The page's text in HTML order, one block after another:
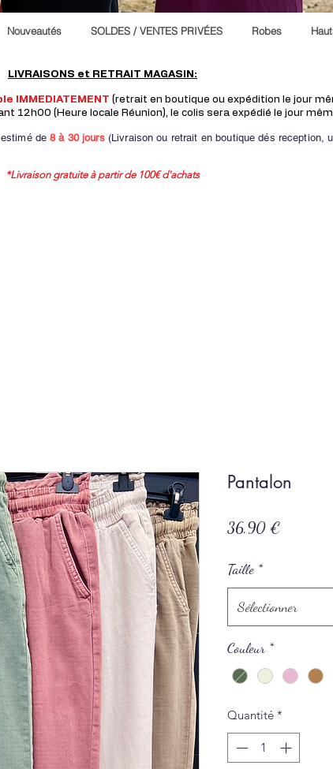
Nouveautés SOLDES / VENTES PRIVÉES Robes
LIVRAISONS et RETRAIT MAGASIN:
IMMEDIATEMENT (retrait en boutique ou expédition le jour
12h00 (Heure locale Réunion), le colis sera expédié le jour
estimé de8 à 30 jours(Livraison ou retrait en boutique dés reception,
*Livraison gratuite à partir de 100€ d'achats
Pantalon
36,90 €
Taille *
Sélectionner
Couleur *
Quantité *